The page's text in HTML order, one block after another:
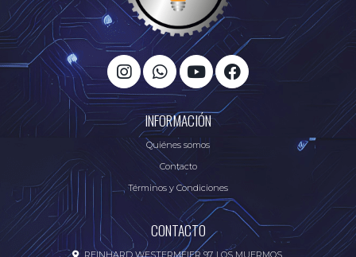
INFORMACIÓN
Quiénes somos
Contacto
Términos y Condiciones
CONTACTO
REINHARD WESTERMEIER 97, LOS MUERMOS.